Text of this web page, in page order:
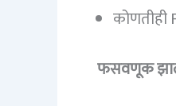
फसवणूक